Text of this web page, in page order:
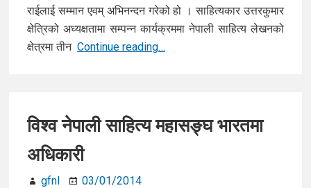
राईलाई सम्मान एवम् अभिनन्दन गरेको हो । साहित्यकार उत्तरकुमार
क्षेत्रिको अध्यक्षतामा सम्पन्न कार्यक्रममा नेपाली साहित्य लेखनको
क्षेत्रमा तीन Continue reading…
दिल्लीद्धारा
२
विश्व नेपाली साहित्य महासङ्घ भारतमा
अधिकारी
gfnl 03/01/2014